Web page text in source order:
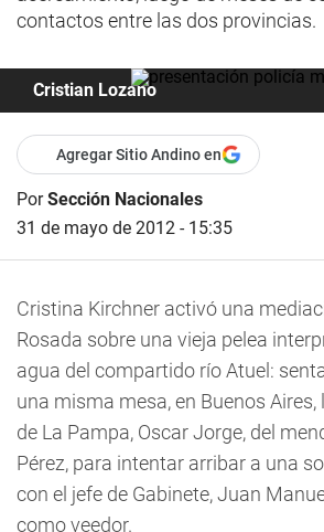
contactos entre las dos provincias.
Cristian Lozano
Agregar Sitio Andino en
PorSección Nacionales
31 de mayo de 2012 - 15:35
Cristina Kirchner activó una
Rosada sobre una vieja pelea
agua del compartido río Atuel:
una misma mesa, en Buenos
de La Pampa, Oscar Jorge, del
Pérez, para intentar arribar a una
con el jefe de Gabinete, Juan
como veedor.